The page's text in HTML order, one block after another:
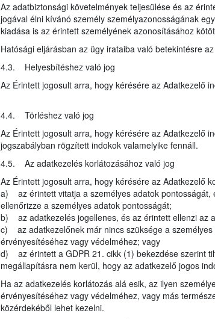
Az adatbiztonsági követelmények teljesülése és az
jogával élni kívánó személy személyazonosságának
kiadása is az érintett személyének azonosításához
Hatósági eljárásban az ügy irataiba való betekintésre
4.3. Helyesbítéshez való jog
Az Érintett jogosult arra, hogy kérésére az Adatkezelő
4.4. Törléshez való jog
Az Érintett jogosult arra, hogy kérésére az Adatkezelő
jogszabályban rögzített indokok valamelyike fennáll.
4.5. Az adatkezelés korlátozásához való jog
Az Érintett jogosult arra, hogy kérésére az Adatkezelő
a) az érintett vitatja a személyes adatok pontosságát,
ellenőrizze a személyes adatok pontosságát;
b) az adatkezelés jogellenes, és az érintett ellenzi az
c) az adatkezelőnek már nincs szüksége a személyes
érvényesítéséhez vagy védelméhez; vagy
d) az érintett a GDPR 21. cikk (1) bekezdése szerint
megállapításra nem kerül, hogy az adatkezelő jogos
Ha az adatkezelés korlátozás alá esik, az ilyen
érvényesítéséhez vagy védelméhez, vagy más
közérdekéből lehet kezelni.